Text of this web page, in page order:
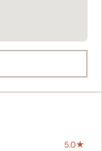
5.0★